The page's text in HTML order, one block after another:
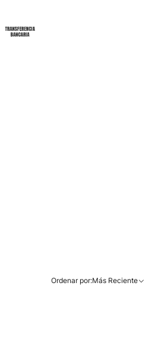
Ordenar por:Más Reciente